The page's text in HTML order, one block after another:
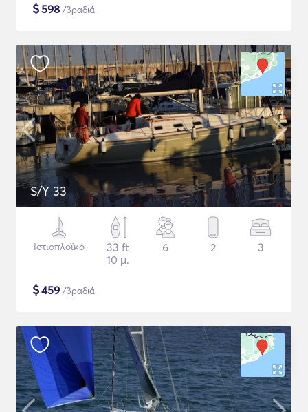
$598 /βραδιά
S/Y 33
Ιστιοπλοϊκό
33 ft
10 μ.
6 2 3
$459 /βραδιά